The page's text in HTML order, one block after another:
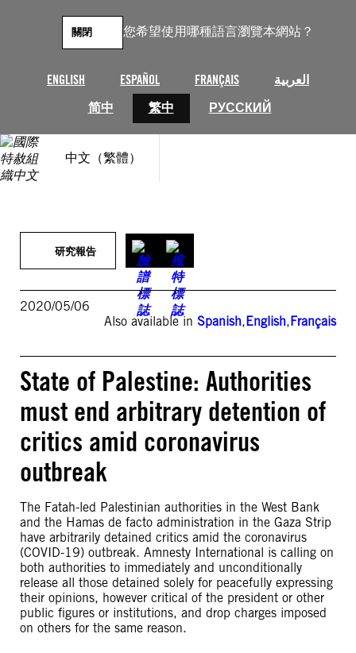
您希望使用哪種語言瀏覽本網站？
ENGLISH ESPAÑOL FRANÇAIS
العربية
简中
繁中 РУССКИЙ
關閉
中文（繁體）
研究報告
2020/05/06
Also available in Spanish,English,Français
State of Palestine: Authorities
must end arbitrary detention of
critics amid coronavirus
outbreak
The Fatah-led Palestinian authorities in the West Bank
and the Hamas de facto administration in the Gaza Strip
have arbitrarily detained critics amid the coronavirus
(COVID-19) outbreak. Amnesty International is calling on
both authorities to immediately and unconditionally
release all those detained solely for peacefully expressing
their opinions, however critical of the president or other
public figures or institutions, and drop charges imposed
on others for the same reason.